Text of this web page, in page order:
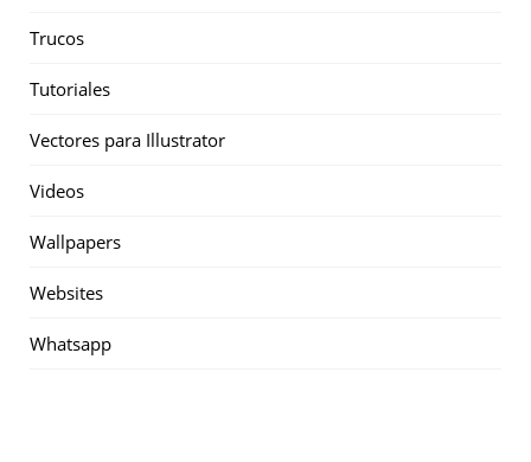
Trucos
Tutoriales
Vectores para Illustrator
Videos
Wallpapers
Websites
Whatsapp